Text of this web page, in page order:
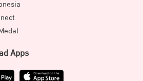
Apps